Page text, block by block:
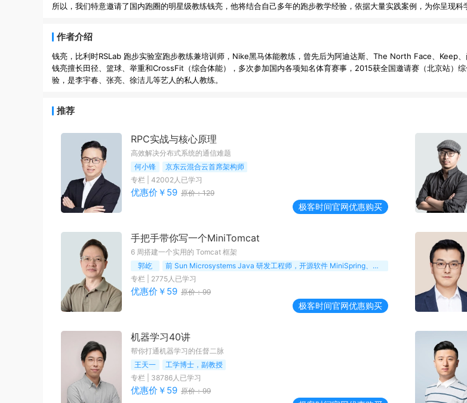
所以，我们特意邀请了国内跑圈的明星级教练钱亮，他将结合自己多年的跑步教学经验，依据大量实践案例，为你呈现
作者介绍
钱亮，比利时RSLab 跑步实验室跑步教练兼培训师，Nike黑马体能教练，曾先后为阿迪达斯、The North Face、Keep、
钱亮擅长田径、篮球、举重和CrossFit（综合体能），多次参加国内各项知名体育赛事，2015获全国邀请赛（北京站）
推荐
RPC实战与核心原理
高效解决分布式系统的通信难题
何小锋
京东云混合云首席架构师
专栏
42002人已学习
优惠价￥ 59 原价：129
极客时间官网优惠购买
手把手带你写一个MiniTomcat
6 周搭建一个实用的 Tomcat 框架
郭屹
前 Sun Microsystems Java 研发工程师，开源软件 MiniSpring、MiniTomcat 开发者
专栏
2775人已学习
优惠价￥ 59 原价：99
极客时间官网优惠购买
机器学习40讲
帮你打通机器学习的任督二脉
王天一
工学博士，副教授
专栏
38786人已学习
优惠价￥ 59 原价：99